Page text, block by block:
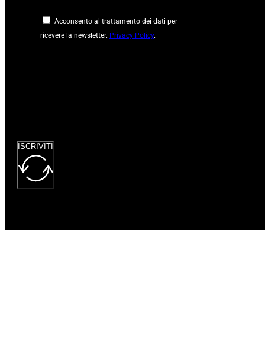
Acconsento al trattamento dei dati per
ricevere la newsletter. Privacy Policy.
ISCRIVITI